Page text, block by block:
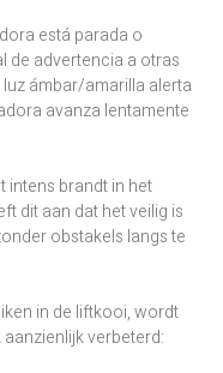
está parada o
de advertencia a otras
ámbar/amarilla alerta
avanza lentamente
intens brandt in het
dit aan dat het veilig is
obstakels langs te
in de liftkooi, wordt
verbeterd: